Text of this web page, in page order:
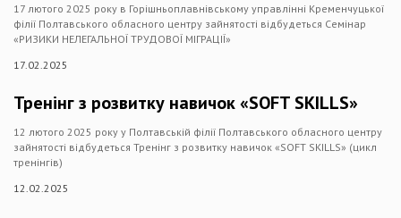
17 лютого 2025 року в Горішньоплавнівському управлінні Кременчуцької
філії Полтавського обласного центру зайнятості відбудеться Семінар
«РИЗИКИ НЕЛЕГАЛЬНОЇ ТРУДОВОЇ МІГРАЦІЇ»
17.02.2025
Тренінг з розвитку навичок «SOFT SKILLS»
12 лютого 2025 року у Полтавській філії Полтавського обласного центру
зайнятості відбудеться Тренінг з розвитку навичок «SOFT SKILLS» (цикл
тренінгів)
12.02.2025